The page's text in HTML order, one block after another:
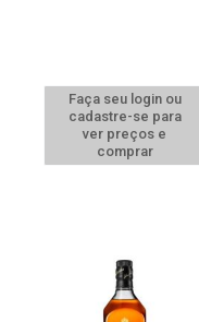
Faça seu login ou
cadastre-se para
ver preços e
comprar